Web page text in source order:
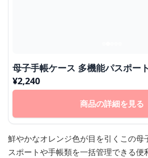
母子手帳ケース 多機能パス
¥2,240
商品の詳細を見る
鮮やかなオレンジ色が目を引くこの母
スポートや手帳類を一括管理できる便